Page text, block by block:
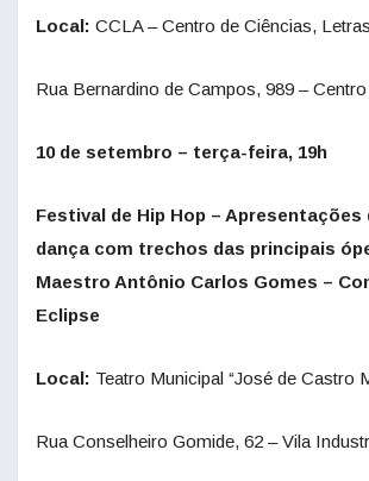
Local: CCLA – Centro de Ciências,
Rua Bernardino de Campos, 989 – Centro
10 de setembro – terça-feira, 19h
Festival de Hip Hop – Apresentações
dança com trechos das principais
Maestro Antônio Carlos Gomes –
Eclipse
Local: Teatro Municipal “José de Castro
Rua Conselheiro Gomide, 62 – Vila